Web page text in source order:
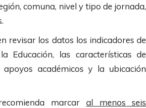
comuna, nivel y tipo de jornada,
revisar los datos los indicadores de
Educación, las características de
académicos y la ubicación
marcar al menos seis